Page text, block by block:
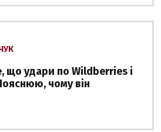
що удари по Wildberries і
чому він